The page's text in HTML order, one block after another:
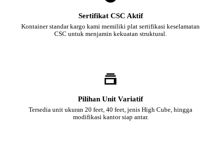
Sertifikat CSC Aktif
Kontainer standar kargo kami memiliki plat sertifikasi keselamatan
CSC untuk menjamin kekuatan struktural.
Pilihan Unit Variatif
Tersedia unit ukuran 20 feet, 40 feet, jenis High Cube, hingga
modifikasi kantor siap antar.